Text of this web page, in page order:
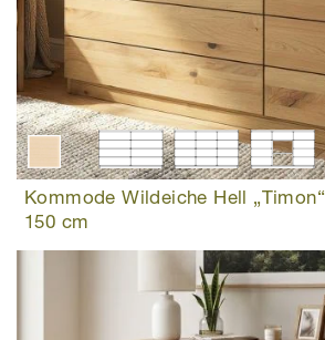
Kommode Wildeiche Hell „Timon“
150 cm